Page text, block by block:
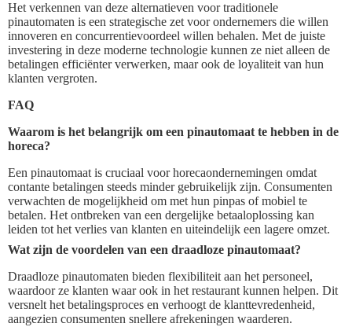
Het verkennen van deze alternatieven voor traditionele
pinautomaten is een strategische zet voor ondernemers die willen
innoveren en concurrentievoordeel willen behalen. Met de juiste
investering in deze moderne technologie kunnen ze niet alleen de
betalingen efficiënter verwerken, maar ook de loyaliteit van hun
klanten vergroten.
FAQ
Waarom is het belangrijk om een pinautomaat te hebben in de
horeca?
Een pinautomaat is cruciaal voor horecaondernemingen omdat
contante betalingen steeds minder gebruikelijk zijn. Consumenten
verwachten de mogelijkheid om met hun pinpas of mobiel te
betalen. Het ontbreken van een dergelijke betaaloplossing kan
leiden tot het verlies van klanten en uiteindelijk een lagere omzet.
Wat zijn de voordelen van een draadloze pinautomaat?
Draadloze pinautomaten bieden flexibiliteit aan het personeel,
waardoor ze klanten waar ook in het restaurant kunnen helpen. Dit
versnelt het betalingsproces en verhoogt de klanttevredenheid,
aangezien consumenten snellere afrekeningen waarderen.